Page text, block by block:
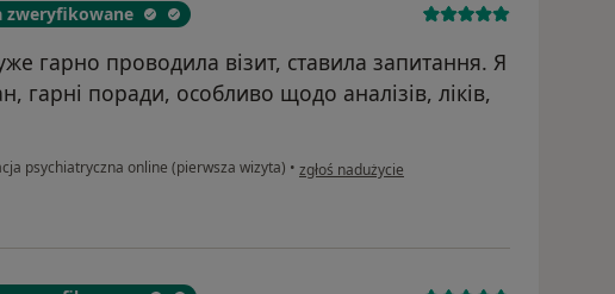
zweryfikowane
гарно проводила візит, ставила запитання. Я
гарні поради, особливо щодо аналізів, ліків,
psychiatryczna online (pierwsza wizyta) • w opinii użytkownika IL
zgłoś nadużycie